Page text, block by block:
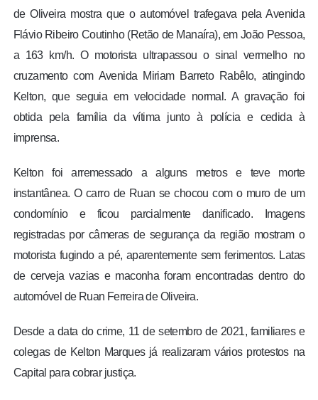
de Oliveira mostra que o automóvel trafegava pela Avenida
Flávio Ribeiro Coutinho (Retão de Manaíra), em João Pessoa,
a 163 km/h. O motorista ultrapassou o sinal vermelho no
cruzamento com Avenida Miriam Barreto Rabêlo, atingindo
Kelton, que seguia em velocidade normal. A gravação foi
obtida pela família da vítima junto à polícia e cedida à
imprensa.
Kelton foi arremessado a alguns metros e teve morte
instantânea. O carro de Ruan se chocou com o muro de um
condomínio e ficou parcialmente danificado. Imagens
registradas por câmeras de segurança da região mostram o
motorista fugindo a pé, aparentemente sem ferimentos. Latas
de cerveja vazias e maconha foram encontradas dentro do
automóvel de Ruan Ferreira de Oliveira.
Desde a data do crime, 11 de setembro de 2021, familiares e
colegas de Kelton Marques já realizaram vários protestos na
Capital para cobrar justiça.